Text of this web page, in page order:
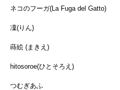
ネコのフーガ(La Fuga del Gatto)
凜(りん)
蒔絵 (まきえ)
hitosoroe(ひとそろえ)
つむぎあふ